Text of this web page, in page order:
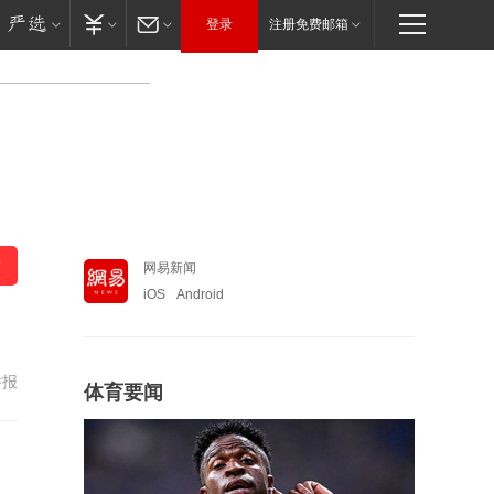
登录 注册免费邮箱
网易新闻
iOS
Android
体育要闻